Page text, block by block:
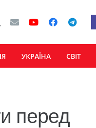
УКРАЇНА СВІТ
перед